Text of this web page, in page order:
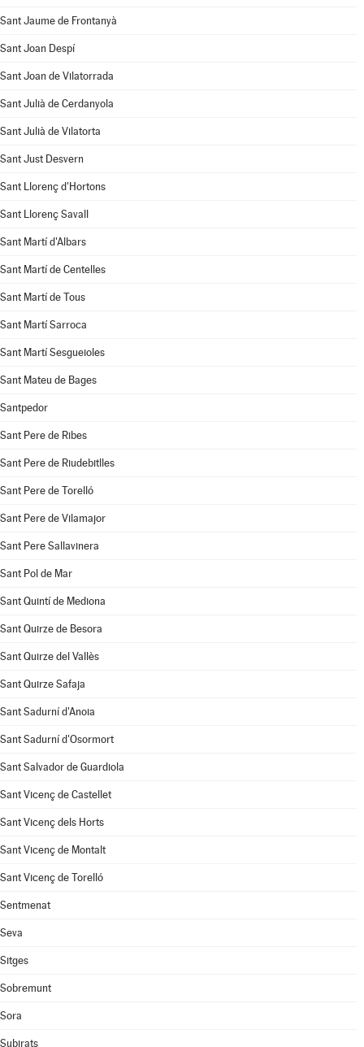
Sant Jaume de Frontanyà
Sant Joan Despí
Sant Joan de Vilatorrada
Sant Julià de Cerdanyola
Sant Julià de Vilatorta
Sant Just Desvern
Sant Llorenç d'Hortons
Sant Llorenç Savall
Sant Martí d'Albars
Sant Martí de Centelles
Sant Martí de Tous
Sant Martí Sarroca
Sant Martí Sesgueioles
Sant Mateu de Bages
Santpedor
Sant Pere de Ribes
Sant Pere de Riudebitlles
Sant Pere de Torelló
Sant Pere de Vilamajor
Sant Pere Sallavinera
Sant Pol de Mar
Sant Quintí de Mediona
Sant Quirze de Besora
Sant Quirze del Vallès
Sant Quirze Safaja
Sant Sadurní d'Anoia
Sant Sadurní d'Osormort
Sant Salvador de Guardiola
Sant Vicenç de Castellet
Sant Vicenç dels Horts
Sant Vicenç de Montalt
Sant Vicenç de Torelló
Sentmenat
Seva
Sitges
Sobremunt
Sora
Subirats